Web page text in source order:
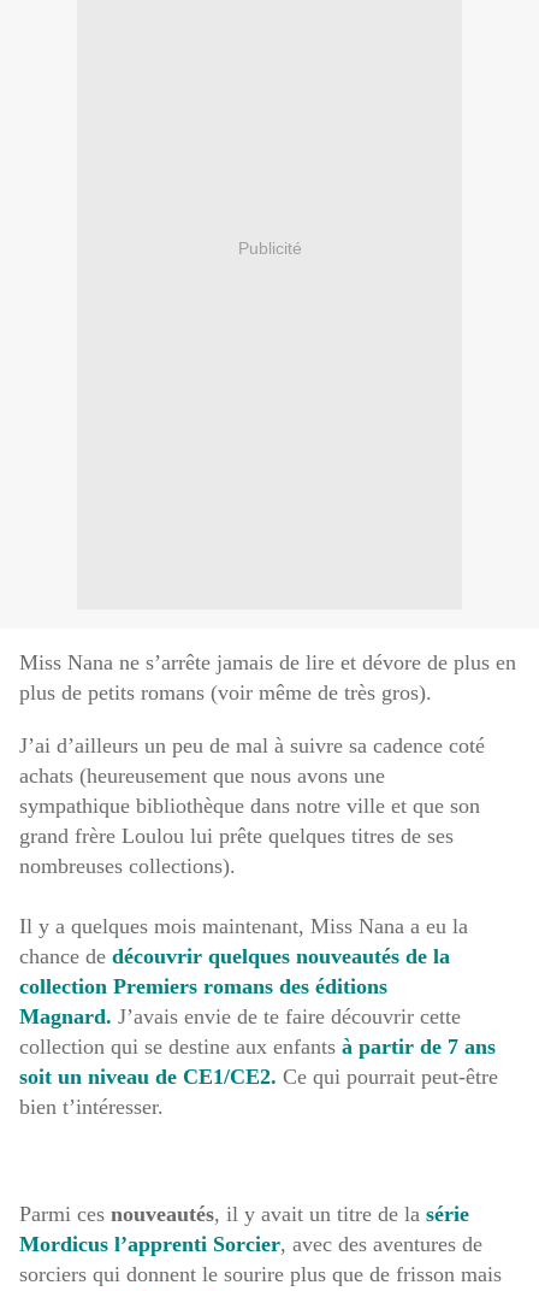
Publicité
Miss Nana ne s’arrête jamais de lire et dévore de plus en
plus de petits romans (voir même de très gros).
J’ai d’ailleurs un peu de mal à suivre sa cadence coté
achats (heureusement que nous avons une
sympathique bibliothèque dans notre ville et que son
grand frère Loulou lui prête quelques titres de ses
nombreuses collections).
Il y a quelques mois maintenant, Miss Nana a eu la
chance de découvrir quelques nouveautés de la
collection Premiers romans des éditions
Magnard. J’avais envie de te faire découvrir cette
collection qui se destine aux enfants à partir de 7 ans
soit un niveau de CE1/CE2. Ce qui pourrait peut-être
bien t’intéresser.
Parmi ces nouveautés, il y avait un titre de la série
Mordicus l’apprenti Sorcier, avec des aventures de
sorciers qui donnent le sourire plus que de frisson mais